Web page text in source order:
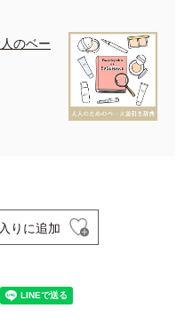
のベー
りに追加